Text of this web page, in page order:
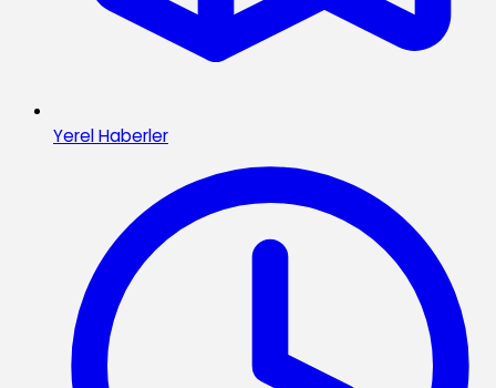
Yerel Haberler